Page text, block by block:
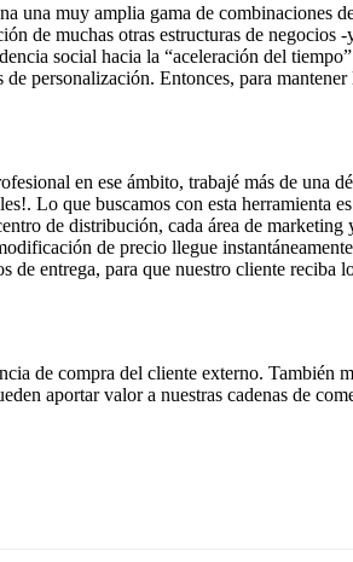
una muy amplia gama de combinaciones
de muchas otras estructuras de negocios
social hacia la “aceleración del
personalización. Entonces, para
en ese ámbito, trabajé más de una
Lo que buscamos con esta herramienta
de distribución, cada área de marketing
de precio llegue
entrega, para que nuestro cliente reciba
de compra del cliente externo. También
aportar valor a nuestras cadenas de